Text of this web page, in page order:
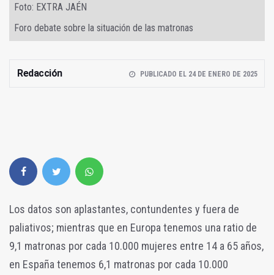
Foto: EXTRA JAÉN
Foro debate sobre la situación de las matronas
Redacción PUBLICADO EL 24 DE ENERO DE 2025
Los datos son aplastantes, contundentes y fuera de
paliativos; mientras que en Europa tenemos una ratio de
9,1 matronas por cada 10.000 mujeres entre 14 a 65 años,
en España tenemos 6,1 matronas por cada 10.000